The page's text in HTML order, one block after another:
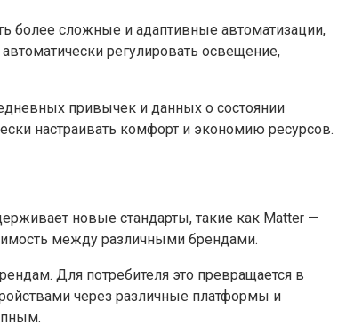
более сложные и адаптивные автоматизации,
регулировать освещение,
привычек и данных о состоянии
настраивать комфорт и экономию ресурсов.
новые стандарты, такие как Matter —
между различными брендами.
Для потребителя это превращается в
через различные платформы и